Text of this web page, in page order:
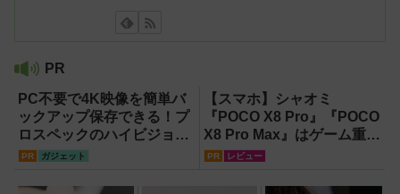
PR
PC不要で4K映像を簡単バ
ックアップ保存できる！プ
ロスペックのハイビジョン
レコーダー『HVE705-
PR ガジェット
【スマホ】シャオミ
『POCO X8 Pro』『POCO
X8 Pro Max』はゲーム重視
ならコスパ最強クラス！
PR レビュー